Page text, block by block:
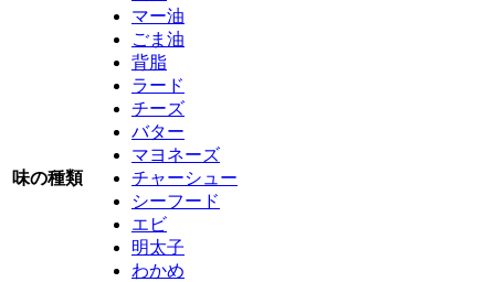
味の種類
マー油
ごま油
背脂
ラード
チーズ
バター
マヨネーズ
チャーシュー
シーフード
エビ
明太子
わかめ